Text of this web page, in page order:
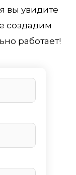
вы увидите
создадим
работает!